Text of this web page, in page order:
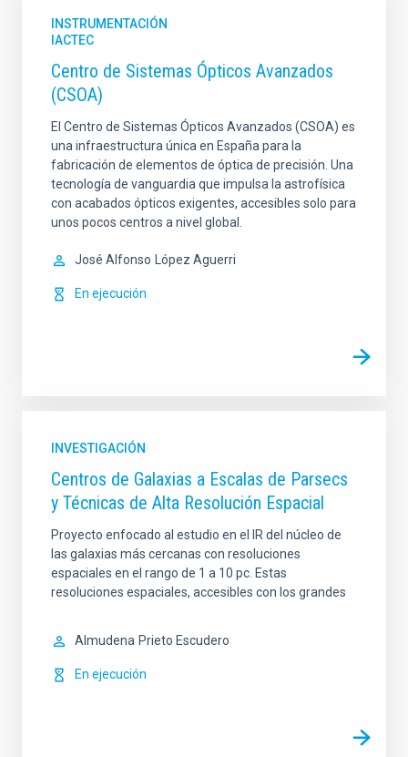
INSTRUMENTACIÓN
IACTEC
Centro de Sistemas Ópticos Avanzados
(CSOA)
El Centro de Sistemas Ópticos Avanzados (CSOA) es
una infraestructura única en España para la
fabricación de elementos de óptica de precisión. Una
tecnología de vanguardia que impulsa la astrofísica
con acabados ópticos exigentes, accesibles solo para
unos pocos centros a nivel global.
José Alfonso López Aguerri
En ejecución
INVESTIGACIÓN
Centros de Galaxias a Escalas de Parsecs
y Técnicas de Alta Resolución Espacial
Proyecto enfocado al estudio en el IR del núcleo de
las galaxias más cercanas con resoluciones
espaciales en el rango de 1 a 10 pc. Estas
resoluciones espaciales, accesibles con los grandes
Almudena Prieto Escudero
En ejecución